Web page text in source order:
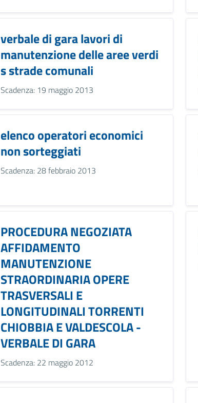
verbale di gara lavori di
manutenzione delle aree verdi
s strade comunali
Scadenza: 19 maggio 2013
elenco operatori economici
non sorteggiati
Scadenza: 28 febbraio 2013
PROCEDURA NEGOZIATA
AFFIDAMENTO
MANUTENZIONE
STRAORDINARIA OPERE
TRASVERSALI E
LONGITUDINALI TORRENTI
CHIOBBIA E VALDESCOLA -
VERBALE DI GARA
Scadenza: 22 maggio 2012